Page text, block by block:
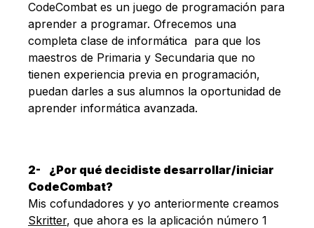
CodeCombat es un juego de programación para
aprender a programar. Ofrecemos una
completa clase de informática para que los
maestros de Primaria y Secundaria que no
tienen experiencia previa en programación,
puedan darles a sus alumnos la oportunidad de
aprender informática avanzada.
2-
¿Por qué decidiste desarrollar/iniciar
CodeCombat?
Mis cofundadores y yo anteriormente creamos
Skritter, que ahora es la aplicación número 1